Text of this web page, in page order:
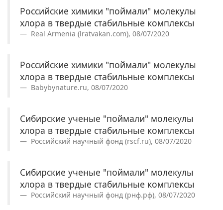
Российские химики "поймали" молекулы
хлора в твердые стабильные комплексы
Real Armenia (lratvakan.com), 08/07/2020
Российские химики "поймали" молекулы
хлора в твердые стабильные комплексы
Babybynature.ru, 08/07/2020
Сибирские ученые "поймали" молекулы
хлора в твердые стабильные комплексы
Российский научный фонд (rscf.ru), 08/07/2020
Сибирские ученые "поймали" молекулы
хлора в твердые стабильные комплексы
Российский научный фонд (рнф.рф), 08/07/2020